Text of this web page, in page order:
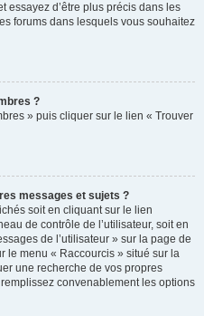
essayez d’être plus précis dans les
forums dans lesquels vous souhaitez
?
» puis cliquer sur le lien « Trouver
messages et sujets ?
soit en cliquant sur le lien
de contrôle de l’utilisateur, soit en
de l’utilisateur » sur la page de
le menu « Raccourcis » situé sur la
une recherche de vos propres
convenablement les options